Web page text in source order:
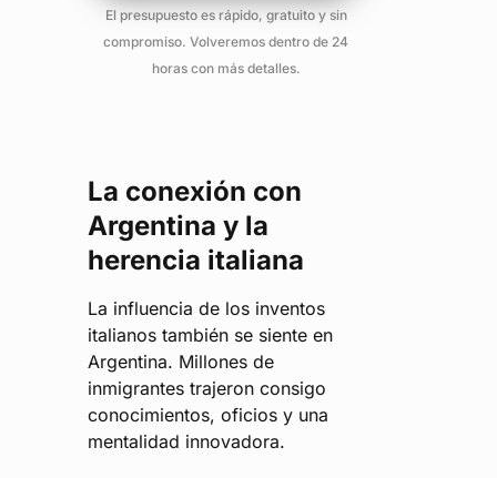
El presupuesto es rápido, gratuito y sin
compromiso. Volveremos dentro de 24
horas con más detalles.
La conexión con
Argentina y la
herencia italiana
La influencia de los inventos
italianos también se siente en
Argentina. Millones de
inmigrantes trajeron consigo
conocimientos, oficios y una
mentalidad innovadora.